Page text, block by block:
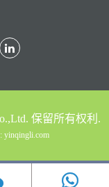
保留所有权利.
yinqingli.com